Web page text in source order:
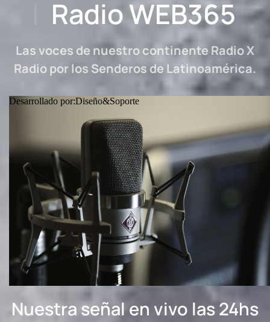
Radio WEB365
Las voces de nuestro continente Radio X
Radio por los Senderos de Latinoamérica.
Nuestra señal en vivo las 24hs